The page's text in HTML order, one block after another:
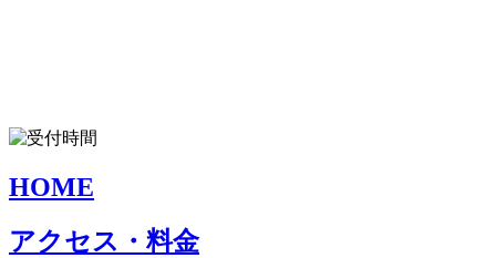
HOME
アクセス・料金